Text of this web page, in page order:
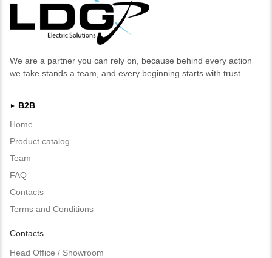
We are a partner you can rely on, because behind every action
we take stands a team, and every beginning starts with trust.
►
B2B
Home
Product catalog
Team
FAQ
Contacts
Terms and Conditions
Contacts
Head Office / Showroom